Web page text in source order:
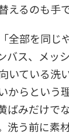
えるのも手で
全部を同じ
バス、メッ
いている洗
からという
ばみだけで
洗う前に素